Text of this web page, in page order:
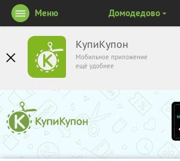
КупиКупон
Мобильное приложение
ещё удобнее
Меню Домодедово